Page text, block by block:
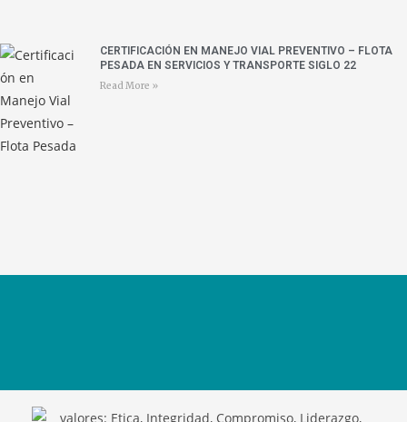
CERTIFICACIÓN EN MANEJO VIAL PREVENTIVO – FLOTA
PESADA EN SERVICIOS Y TRANSPORTE SIGLO 22
Read More »